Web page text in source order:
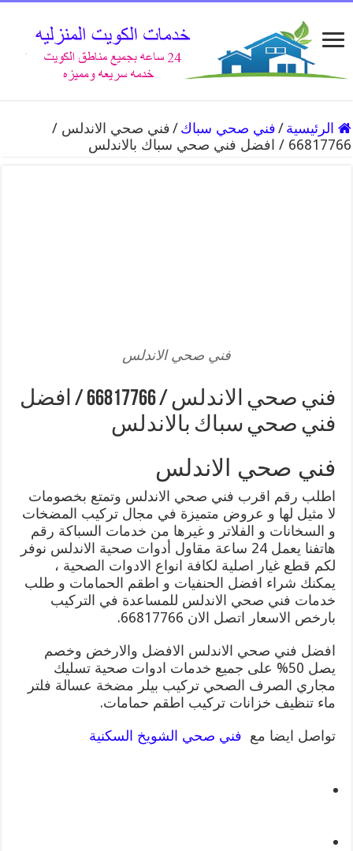
الرئيسية /فني صحي سباك /فني صحي الاندلس /
66817766 / افضل فني صحي سباك بالاندلس
فني صحي الاندلس
فني صحي الاندلس / 66817766 / افضل
فني صحي سباك بالاندلس
فني صحي الاندلس
اطلب رقم اقرب فني صحي الاندلس وتمتع بخصومات
لا مثيل لها و عروض متميزة في مجال تركيب المضخات
و السخانات و الفلاتر و غيرها من خدمات السباكة رقم
هاتفنا يعمل 24 ساعة مقاول أدوات صحية الاندلس نوفر
لكم قطع غيار اصلية لكافة انواع الادوات الصحية ،
يمكنك شراء افضل الحنفيات و اطقم الحمامات و طلب
خدمات فني صحي الاندلس للمساعدة في التركيب
بارخص الاسعار اتصل الان 66817766.
افضل فني صحي الاندلس الافضل والارخض وخصم
يصل 50% على جميع خدمات ادوات صحية تسليك
مجاري الصرف الصحي تركيب بيلر مضخة عسالة فلتر
ماء تنظيف خزانات تركيب اطقم حمامات.
تواصل ايضا مع فني صحي الشويخ السكنية